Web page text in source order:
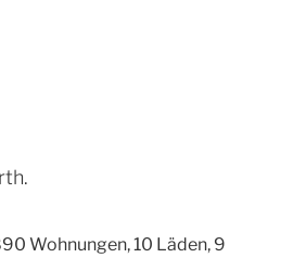
Wohnungen, 10 Läden, 9